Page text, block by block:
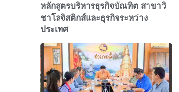
หลักสูตรบริหารธุรกิจบัณทิต สาขาวิ
ชาโลจิสติกส์และธุรกิจระหว่าง
ประเทศ